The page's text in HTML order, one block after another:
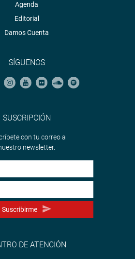
Agenda
Editorial
Damos Cuenta
SÍGUENOS
SUSCRIPCIÓN
con tu correo a
newsletter.
Suscribirme
DE ATENCIÓN